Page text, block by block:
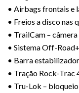
• Airbags frontais e
• Freios a disco nas
• TrailCam –
• Sistema Off-Road+
• Barra
• Tração Rock-Trac
• Tru-Lok –